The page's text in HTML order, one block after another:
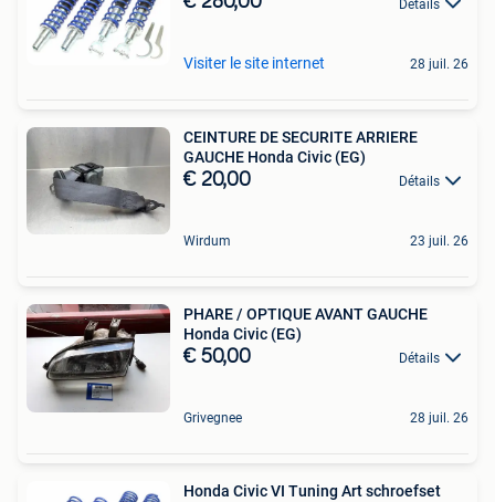
Détails
Visiter le site internet 28 juil. 26
CEINTURE DE SECURITE ARRIERE
GAUCHE Honda Civic (EG)
€ 20,00 Détails
Wirdum 23 juil. 26
PHARE / OPTIQUE AVANT GAUCHE
Honda Civic (EG)
€ 50,00 Détails
Grivegnee 28 juil. 26
Honda Civic VI Tuning Art schroefset